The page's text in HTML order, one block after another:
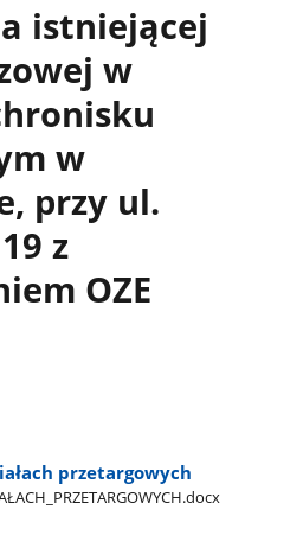
istniejącej
w
w
przy ul.
z
OZE
przetargowych